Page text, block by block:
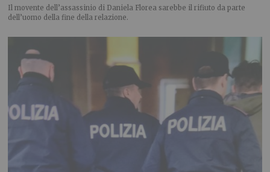
Il movente dell’assassinio di Daniela Florea sarebbe il rifiuto da parte
dell’uomo della fine della relazione.